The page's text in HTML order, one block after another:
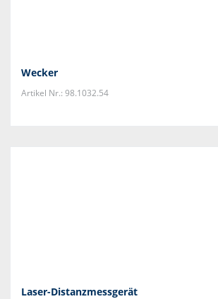
Wecker
Artikel Nr.: 98.1032.54
Laser-Distanzmessgerät